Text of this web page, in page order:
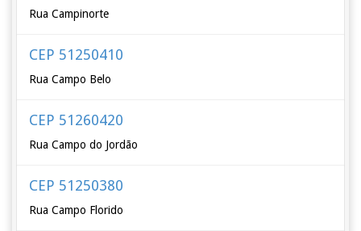
Rua Campinorte
CEP 51250410
Rua Campo Belo
CEP 51260420
Rua Campo do Jordão
CEP 51250380
Rua Campo Florido